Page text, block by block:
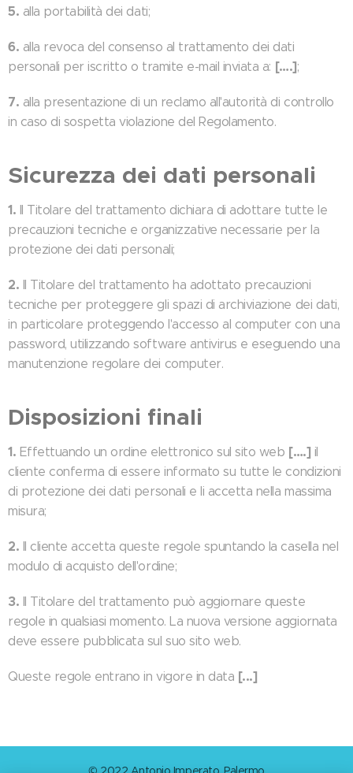
5. alla portabilità dei dati;
6. alla revoca del consenso al trattamento dei dati
personali per iscritto o tramite e-mail inviata a: [….];
7. alla presentazione di un reclamo all'autorità di controllo
in caso di sospetta violazione del Regolamento.
Sicurezza dei dati personali
1. Il Titolare del trattamento dichiara di adottare tutte le
precauzioni tecniche e organizzative necessarie per la
protezione dei dati personali;
2. Il Titolare del trattamento ha adottato precauzioni
tecniche per proteggere gli spazi di archiviazione dei dati,
in particolare proteggendo l'accesso al computer con una
password, utilizzando software antivirus e eseguendo una
manutenzione regolare dei computer.
Disposizioni finali
1. Effettuando un ordine elettronico sul sito web [….] il
cliente conferma di essere informato su tutte le condizioni
di protezione dei dati personali e li accetta nella massima
misura;
2. Il cliente accetta queste regole spuntando la casella nel
modulo di acquisto dell'ordine;
3. Il Titolare del trattamento può aggiornare queste
regole in qualsiasi momento. La nuova versione aggiornata
deve essere pubblicata sul suo sito web.
Queste regole entrano in vigore in data [...]